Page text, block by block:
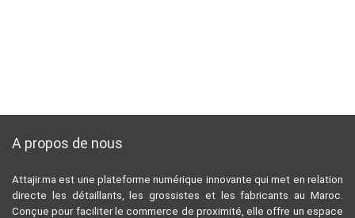
A propos de nous
Attajir.ma est une plateforme numérique innovante qui met en relation
directe les détaillants, les grossistes et les fabricants au Maroc.
Conçue pour faciliter le commerce de proximité, elle offre un espace